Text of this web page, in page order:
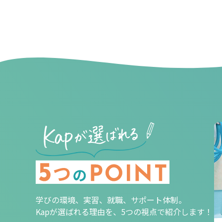
学びの環境、実習、就職、サポート体制。
Kapが選ばれる理由を、5つの視点で紹介します！